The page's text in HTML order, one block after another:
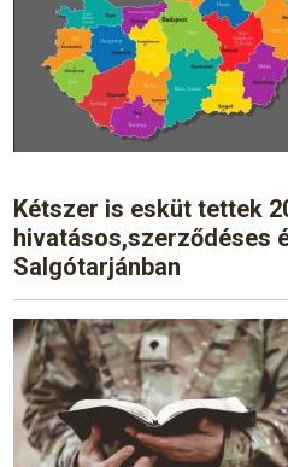
Kétszer is esküt tettek
hivatásos,szerződéses
Salgótarjánban